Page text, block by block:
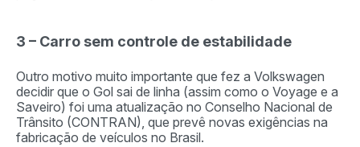
3 – Carro sem controle de estabilidade
Outro motivo muito importante que fez a Volkswagen
decidir que o Gol sai de linha (assim como o Voyage e a
Saveiro) foi uma atualização no Conselho Nacional de
Trânsito (CONTRAN), que prevê novas exigências na
fabricação de veículos no Brasil.